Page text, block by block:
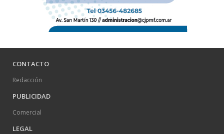
CONTACTO
Redacción
PUBLICIDAD
Comercial
LEGAL